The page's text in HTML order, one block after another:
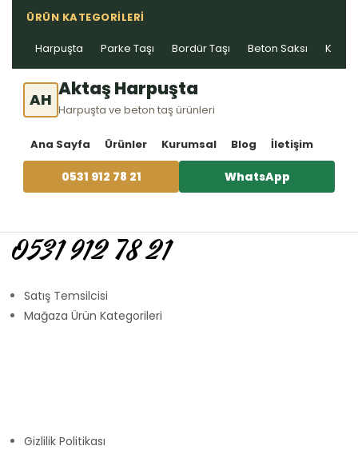
ÜRÜN KATEGORILERI
Harpuşta Parke Taşı Bordür Taşı Beton Saksı Kablo
AH Aktaş Harpuşta
Harpuşta ve beton taş ürünleri
Ana Sayfa Ürünler Kurumsal Blog İletişim
0531 912 78 21 WhatsApp
0531 912 78 21
Satış Temsilcisi
Mağaza Ürün Kategorileri
Gizlilik Politikası